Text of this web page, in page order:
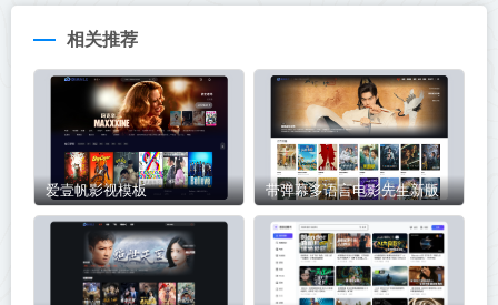
相关推荐
爱壹帆影视模板 带弹幕多语言电影先生新版